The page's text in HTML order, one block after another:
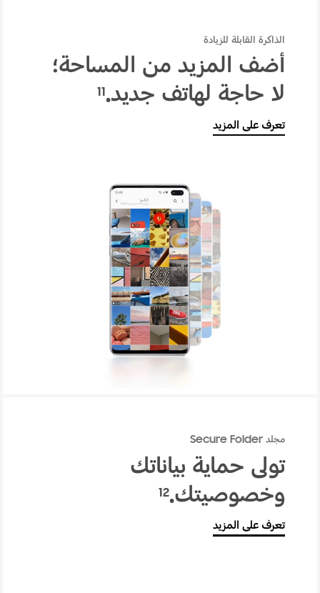
الذاكرة القابلة للزيادة
أضف المزيد من المساحة؛
لا حاجة لهاتف جديد.11
تعرف على المزيد
مجلد Secure Folder
تولى حماية بياناتك
وخصوصيتك.12
تعرف على المزيد